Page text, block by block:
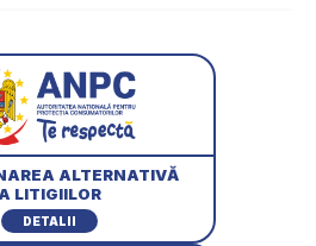
ALTERNATIVĂ
A LITIGIILOR
DETALII